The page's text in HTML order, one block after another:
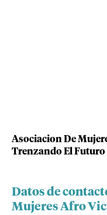
Asociacion De
Trenzando El Futuro
Datos de
Mujeres Afro